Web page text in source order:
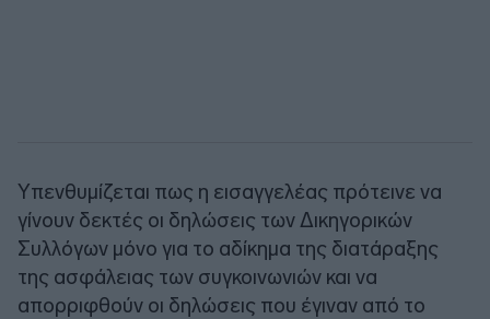
Υπενθυμίζεται πως η εισαγγελέας πρότεινε να
γίνουν δεκτές οι δηλώσεις των Δικηγορικών
Συλλόγων μόνο για το αδίκημα της διατάραξης
της ασφάλειας των συγκοινωνιών και να
απορριφθούν οι δηλώσεις που έγιναν από το